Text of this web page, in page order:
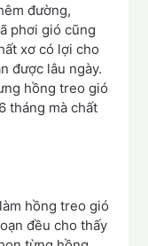
đường,
phơi gió cũng
xơ có lợi cho
được lâu ngày.
hồng treo gió
tháng mà chất
hồng treo gió
đều cho thấy